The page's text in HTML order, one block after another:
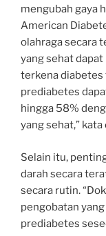
mengubah gaya
American
olahraga secara
yang sehat
terkena diabetes
prediabetes
hingga 58%
yang sehat,” kata
Selain itu,
darah secara
secara rutin.
pengobatan
prediabetes